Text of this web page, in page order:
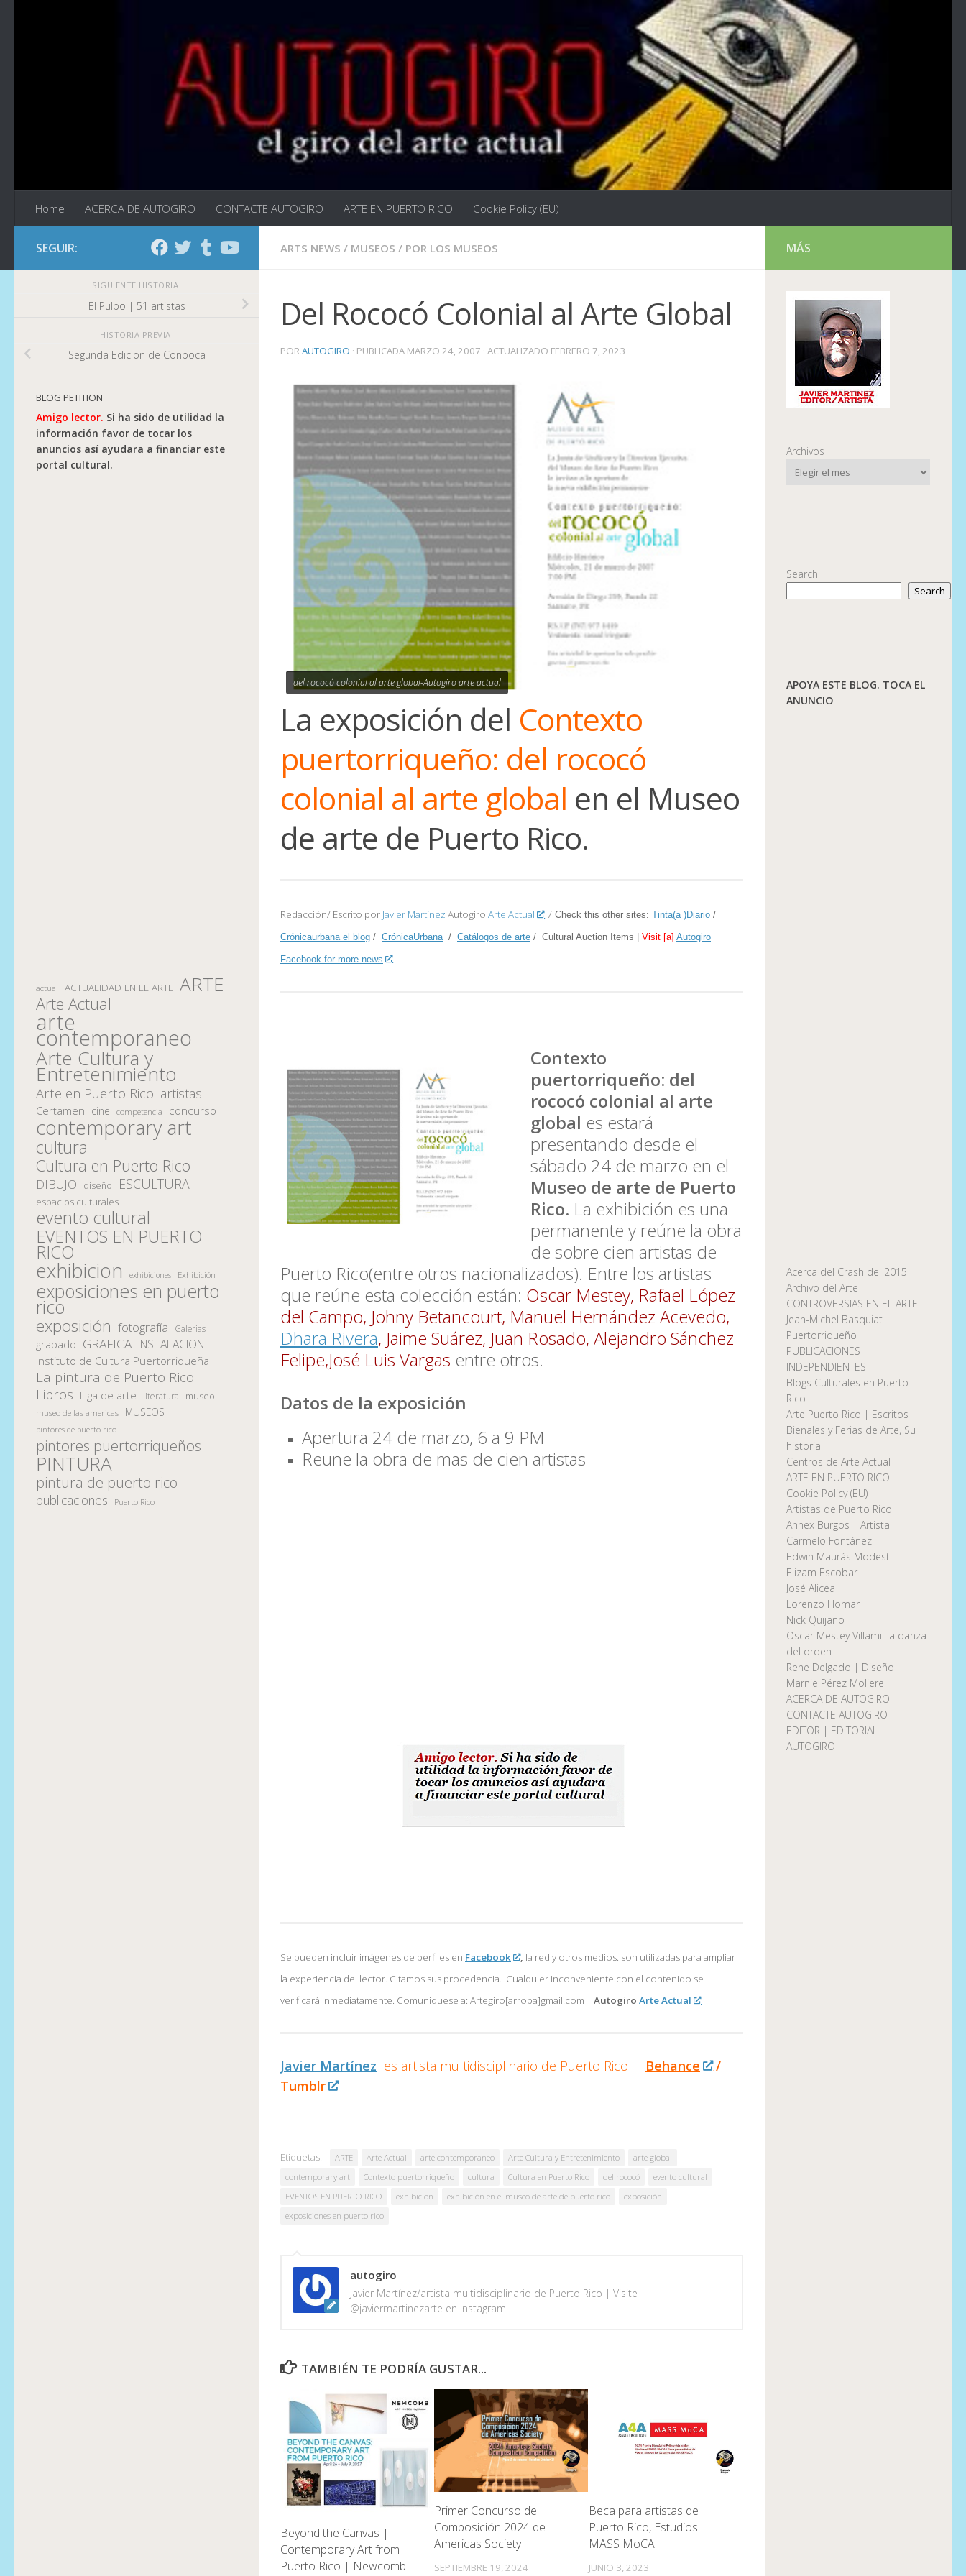
Home ACERCA DE AUTOGIRO CONTACTE AUTOGIRO ARTE EN PUERTO RICO Cookie Policy (EU)
ARTS NEWS / MUSEOS / POR LOS MUSEOS
Del Rococó Colonial al Arte Global
PORAUTOGIRO · PUBLICADA MARZO 24, 2007 · ACTUALIZADO FEBRERO 7, 2023
del rococó colonial al arte global-Autogiro arte actual
La exposición del Contexto
puertorriqueño: del rococó
colonial al arte global en el Museo
de arte de Puerto Rico.
Redacción/ Escrito por Javier Martínez Autogiro Arte Actual / Check this other sites:Tinta(a )Diario /
Crónicaurbana el blog / CrónicaUrbana / Catálogos de arte / Cultural Auction Items | Visit [a] Autogiro
Facebook for more news
Contexto
puertorriqueño: del
rococó colonial al arte
global es estará
presentando desde el
sábado 24 de marzo en el
Museo de arte de Puerto
Rico. La exhibición es una
permanente y reúne la obra
de sobre cien artistas de
Puerto Rico(entre otros nacionalizados). Entre los artistas
que reúne esta colección están: Oscar Mestey, Rafael López
del Campo, Johny Betancourt, Manuel Hernández Acevedo,
Dhara Rivera, Jaime Suárez, Juan Rosado, Alejandro Sánchez
Felipe,José Luis Vargas entre otros.
Datos de la exposición
Apertura 24 de marzo, 6 a 9 PM
Reune la obra de mas de cien artistas
Se pueden incluir imágenes de perfiles en Facebook , la red y otros medios. son utilizadas para ampliar
la experiencia del lector. Citamos sus procedencia. Cualquier inconveniente con el contenido se
verificará inmediatamente. Comuniquese a: Artegiro[arroba]gmail.com | Autogiro Arte Actual
Javier Martínez es artista multidisciplinario de Puerto Rico | Behance
/
Tumblr
Etiquetas: ARTE Arte Actual arte contemporaneo Arte Cultura y Entretenimiento
arte global
contemporary art
Contexto puertorriqueño cultura Cultura en Puerto Rico del rococó
evento cultural
EVENTOS EN PUERTO RICO
exhibicion exhibición en el museo de arte de puerto rico
exposición
exposiciones en puerto rico
autogiro
Javier Martínez/artista multidisciplinario de Puerto Rico | Visite
@javiermartinezarte en Instagram
TAMBIÉN TE PODRÍA GUSTAR...
Beyond the Canvas |
Contemporary Art from
Puerto Rico | Newcomb
Primer Concurso de
Composición 2024 de
Americas Society
SEPTIEMBRE 19, 2024
Beca para artistas de
Puerto Rico, Estudios
MASS MoCA
JUNIO 3, 2023
SEGUIR:
SIGUIENTE HISTORIA
El Pulpo | 51 artistas
HISTORIA PREVIA
Segunda Edicion de Conboca
BLOG PETITION
Amigo lector. Si ha sido de utilidad la
información favor de tocar los
anuncios así ayudara a financiar este
portal cultural.
actual ACTUALIDAD EN EL ARTE ARTE
Arte Actual
arte
contemporaneo
Arte Cultura y
Entretenimiento
Arte en Puerto Rico artistas
Certamen cine competencia concurso
contemporary art
cultura
Cultura en Puerto Rico
DIBUJO diseño ESCULTURA
espacios culturales
evento cultural
EVENTOS EN PUERTO
RICO
exhibicion exhibiciones Exhibición
exposiciones en puerto
rico
exposición fotografía Galerias
grabado GRAFICA INSTALACION
Instituto de Cultura Puertorriqueña
La pintura de Puerto Rico
Libros Liga de arte literatura museo
museo de las americas MUSEOS
pintores de puerto rico
pintores puertorriqueños
PINTURA
pintura de puerto rico
publicaciones Puerto Rico
MÁS
Archivos
Search
Search
APOYA ESTE BLOG. TOCA EL
ANUNCIO
Acerca del Crash del 2015
Archivo del Arte
CONTROVERSIAS EN EL ARTE
Jean-Michel Basquiat
Puertorriqueño
PUBLICACIONES
INDEPENDIENTES
Blogs Culturales en Puerto
Rico
Arte Puerto Rico | Escritos
Bienales y Ferias de Arte, Su
historia
Centros de Arte Actual
ARTE EN PUERTO RICO
Cookie Policy (EU)
Artistas de Puerto Rico
Annex Burgos | Artista
Carmelo Fontánez
Edwin Maurás Modesti
Elizam Escobar
José Alicea
Lorenzo Homar
Nick Quijano
Oscar Mestey Villamil la danza
del orden
Rene Delgado | Diseño
Marnie Pérez Moliere
ACERCA DE AUTOGIRO
CONTACTE AUTOGIRO
EDITOR | EDITORIAL |
AUTOGIRO